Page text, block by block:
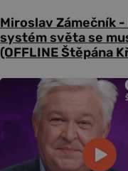
Miroslav Zámečník
systém světa se
(OFFLINE Štěpána